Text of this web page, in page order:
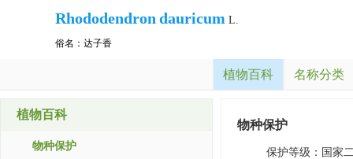
Rhododendron dauricum L.
俗名： 达子香
植物百科 名称分类
植物百科
物种保护
物种保护
保护等级 ： 国家